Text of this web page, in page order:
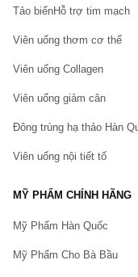
quyền lợi:
Sản phẩm
môn"
100% sản
Hoàn tiền,
của nhà
chuyển.
Giao hàng
Tích điểm
Cách đặt hàng tại
Tảo biểnHỗ trợ tim mạch
Viên uống thơm cơ thể
Viên uống Collagen
Viên uống giảm cân
Đông trùng hạ thảo Hàn
Viên uống nội tiết tố
MỸ PHẨM CHÍNH HÃNG
Mỹ Phẩm Hàn Quốc
Mỹ Phẩm Cho Bà Bầu